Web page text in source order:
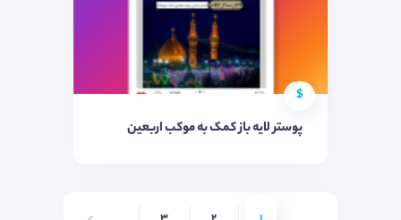
$
پوستر لایه باز کمک به موکب اربعین